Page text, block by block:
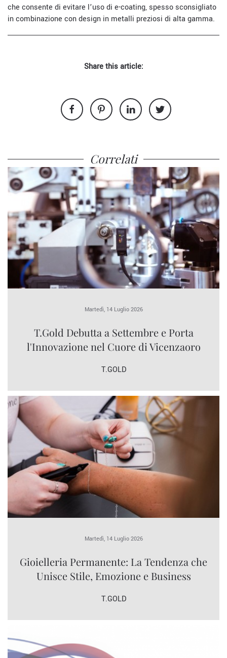
che consente di evitare l’uso di e-coating, spesso sconsigliato
in combinazione con design in metalli preziosi di alta gamma.
Share this article:
Correlati
Martedì, 14 Luglio 2026
T.Gold Debutta a Settembre e Porta
l'Innovazione nel Cuore di Vicenzaoro
T.GOLD
Martedì, 14 Luglio 2026
Gioielleria Permanente: La Tendenza che
Unisce Stile, Emozione e Business
T.GOLD